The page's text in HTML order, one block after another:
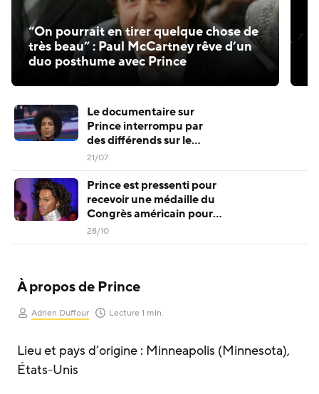
Adrien Duffour Lecture 1 min.
À propos de Prince
Lieu et pays d’origine : Minneapolis (Minnesota),
États-Unis
“On pourrait en tirer quelque chose de
très beau” : Paul McCartney rêve d’un
duo posthume avec Prince
Le documentaire sur
Prince interrompu par
des différends sur le
contrôle éditorial
21/07
Prince est pressenti pour
recevoir une médaille du
Congrès américain pour
avoir « changé l’histoire
28/10